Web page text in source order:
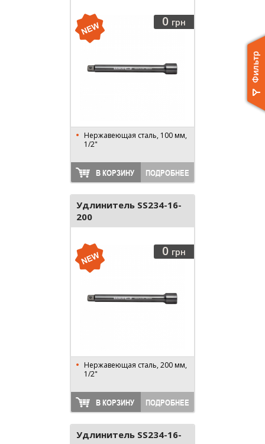
0 грн
Нержавеющая сталь, 100 мм,
1/2"
В КОРЗИНУ ПОДРОБНЕЕ
Удлинитель SS234-16-
200
0 грн
Нержавеющая сталь, 200 мм,
1/2"
В КОРЗИНУ ПОДРОБНЕЕ
Удлинитель SS234-16-